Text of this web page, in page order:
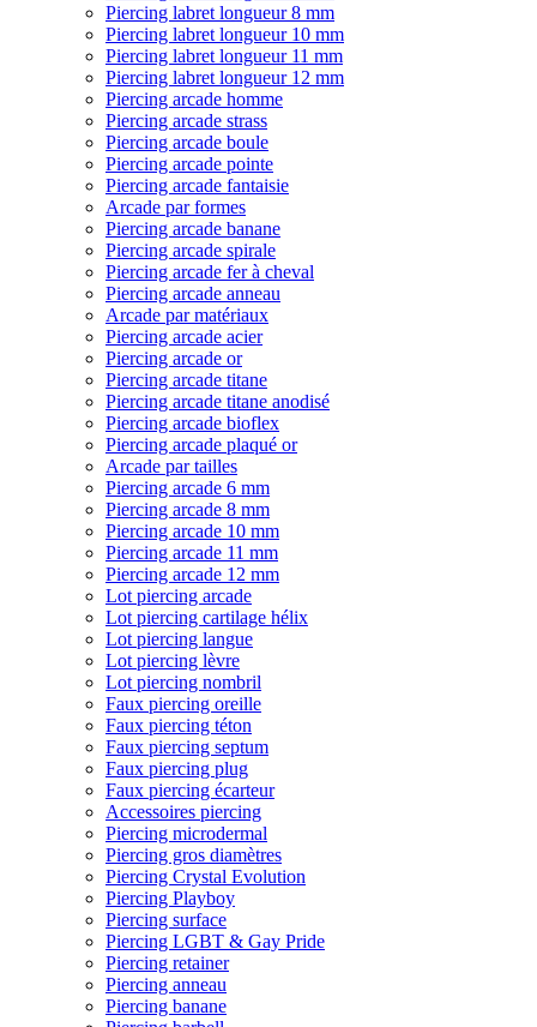
Piercing labret longueur 8 mm
Piercing labret longueur 10 mm
Piercing labret longueur 11 mm
Piercing labret longueur 12 mm
Piercing arcade homme
Piercing arcade strass
Piercing arcade boule
Piercing arcade pointe
Piercing arcade fantaisie
Arcade par formes
Piercing arcade banane
Piercing arcade spirale
Piercing arcade fer à cheval
Piercing arcade anneau
Arcade par matériaux
Piercing arcade acier
Piercing arcade or
Piercing arcade titane
Piercing arcade titane anodisé
Piercing arcade bioflex
Piercing arcade plaqué or
Arcade par tailles
Piercing arcade 6 mm
Piercing arcade 8 mm
Piercing arcade 10 mm
Piercing arcade 11 mm
Piercing arcade 12 mm
Lot piercing arcade
Lot piercing cartilage hélix
Lot piercing langue
Lot piercing lèvre
Lot piercing nombril
Faux piercing oreille
Faux piercing téton
Faux piercing septum
Faux piercing plug
Faux piercing écarteur
Accessoires piercing
Piercing microdermal
Piercing gros diamètres
Piercing Crystal Evolution
Piercing Playboy
Piercing surface
Piercing LGBT & Gay Pride
Piercing retainer
Piercing anneau
Piercing banane